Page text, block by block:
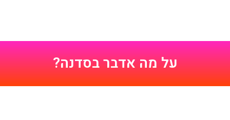
על מה אדבר בסדנה?